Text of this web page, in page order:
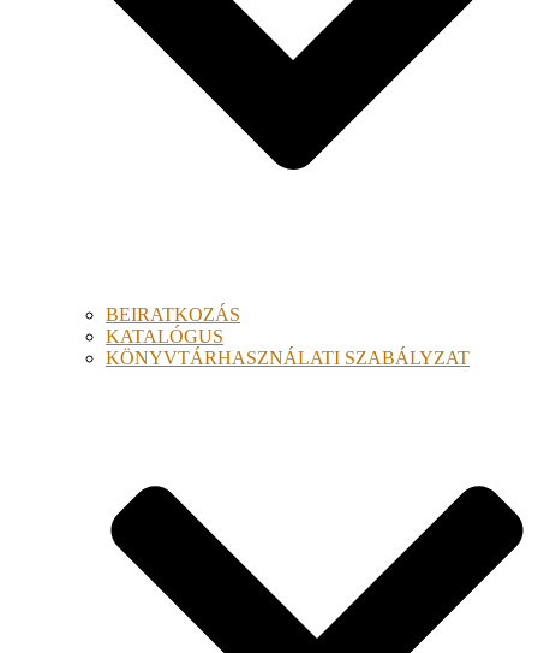
BEIRATKOZÁS
KATALÓGUS
KÖNYVTÁRHASZNÁLATI SZABÁLYZAT